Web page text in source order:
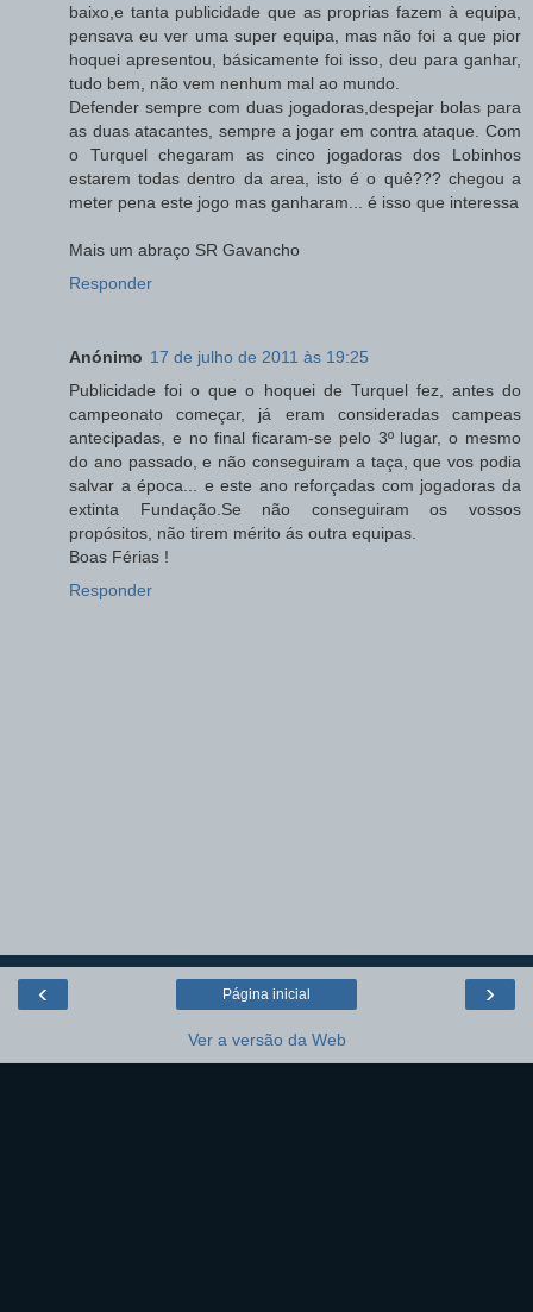
baixo,e tanta publicidade que as proprias fazem à equipa,
pensava eu ver uma super equipa, mas não foi a que pior
hoquei apresentou, básicamente foi isso, deu para ganhar,
tudo bem, não vem nenhum mal ao mundo.
Defender sempre com duas jogadoras,despejar bolas para
as duas atacantes, sempre a jogar em contra ataque. Com
o Turquel chegaram as cinco jogadoras dos Lobinhos
estarem todas dentro da area, isto é o quê??? chegou a
meter pena este jogo mas ganharam... é isso que interessa
Mais um abraço SR Gavancho
Responder
Anónimo 17 de julho de 2011 às 19:25
Publicidade foi o que o hoquei de Turquel fez, antes do
campeonato começar, já eram consideradas campeas
antecipadas, e no final ficaram-se pelo 3º lugar, o mesmo
do ano passado, e não conseguiram a taça, que vos podia
salvar a época... e este ano reforçadas com jogadoras da
extinta Fundação.Se não conseguiram os vossos
propósitos, não tirem mérito ás outra equipas.
Boas Férias !
Responder
‹ ›
Página inicial
Ver a versão da Web